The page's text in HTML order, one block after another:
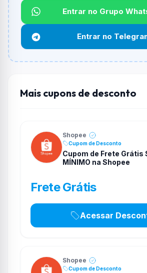
Não informado ou sem limite.
Funciona em qualquer produto?
Não necessariamente. Depende de
e alguns vendedores ou produtos
não aceitar cupons.
Entrar no Grupo
Entrar no
Mais cupons de desconto
Shopee
Cupom de Desconto
Cupom de Frete Grátis
MÍNIMO na Shopee
Frete Grátis
Acessar
Shopee
Cupom de Desconto